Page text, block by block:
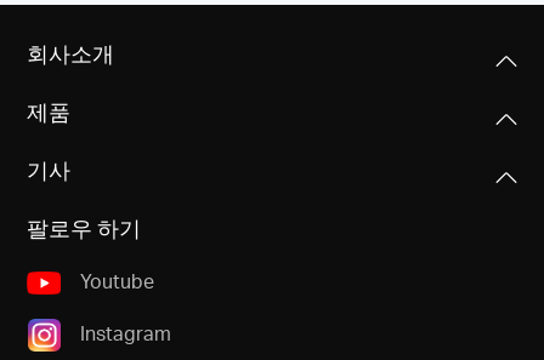
IEEE 802.11a/n/ac 5 GHz, IEEE 802.11b/g/n 2.4 GHz
주파수
2.4 - 2.5GHz, 5.15 - 5.25GHz
신호 전송률
수신 감도
동적 IP/정적 IP/PPPoE/PPTP/L2TP
관리
액세스 컨트롤
로컬 관리
원격 관리
DHCP
175.6 x 157.2 x 45 mm
인터페이스
1개 기가비트 WAN 포트
기타
• AC1900 무선 듀얼밴드 기가비트 공유기
• 전원 어댑터
• 이더넷 케이블
• 빠른 설치 가이드
회사소개
제품
기사
팔로우 하기
Youtube
Instagram